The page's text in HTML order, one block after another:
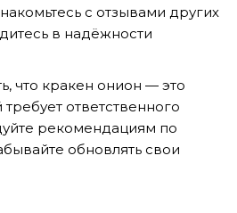
с отзывами других
в надёжности
что кракен онион — это
ответственного
рекомендациям по
обновлять свои